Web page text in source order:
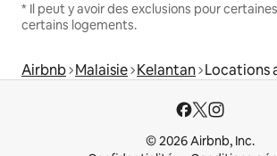
* Il peut y avoir des exclusions pour
certains logements.
Airbnb Malaisie Kelantan Locations
© 2026 Airbnb, Inc.